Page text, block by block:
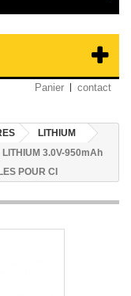
Panier contact
LITHIUM
LITHIUM 3.0V-950mAh
POUR CI